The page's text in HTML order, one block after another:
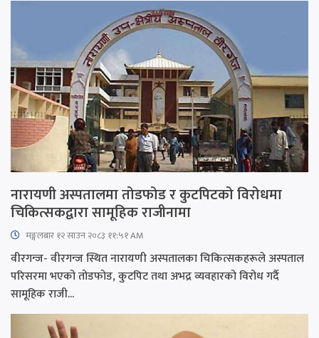
नारायणी अस्पतालमा तोडफोड र कुटपिटको विरोधमा
चिकित्सकद्वारा सामूहिक राजीनामा
मङ्गलबार १२ साउन २०८३ ११:५१ AM
वीरगन्ज- वीरगन्ज स्थित नारायणी अस्पतालका चिकित्सकहरूले अस्पताल
परिसरमा भएको तोडफोड, कुटपिट तथा अभद्र व्यवहारको विरोध गर्दै
सामूहिक राजी...